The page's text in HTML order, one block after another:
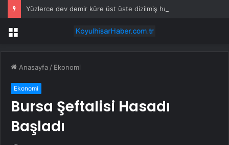
Yüzlerce dev demir küre üst üste dizilmiş halde bulundu
Menü
Anasayfa / Ekonomi
Ekonomi
Bursa Şeftalisi Hasadı
Başladı